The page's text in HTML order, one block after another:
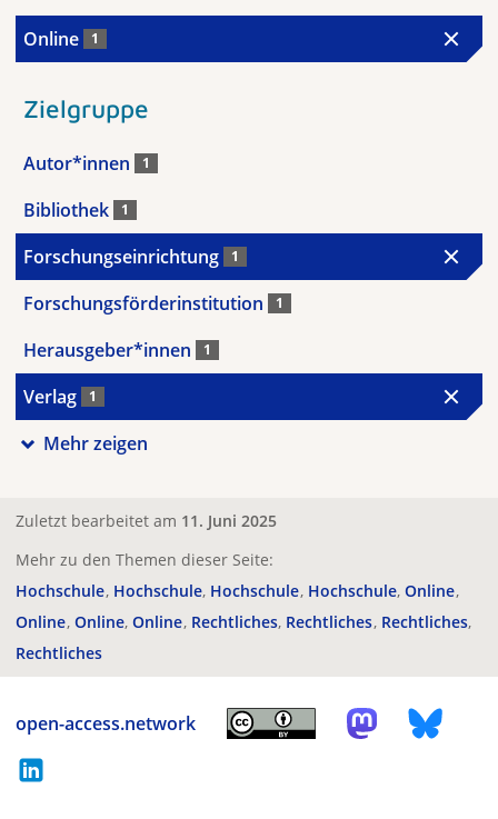
Online 1
Zielgruppe
Autor*innen 1
Bibliothek 1
Forschungseinrichtung 1
Forschungsförderinstitution 1
Herausgeber*innen 1
Verlag 1
Mehr zeigen
Zuletzt bearbeitet am 11. Juni 2025
Mehr zu den Themen dieser Seite:
Hochschule Hochschule Hochschule Hochschule Online
Online Online Online Rechtliches Rechtliches Rechtliches
Rechtliches
open-access.network